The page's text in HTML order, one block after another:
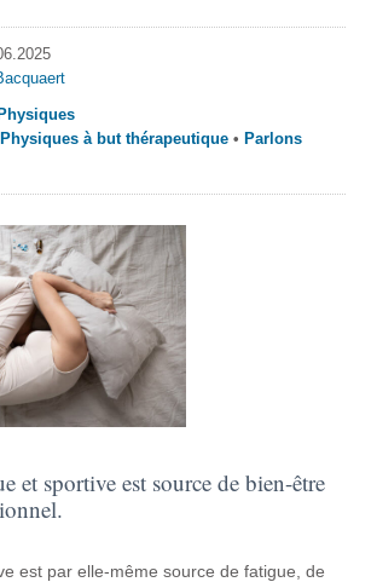
à but thérapeutique • Parlons
et sportive est source de bien-être
est par elle-même source de fatigue, de